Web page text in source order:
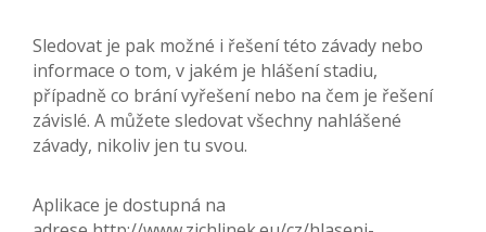
Sledovat je pak možné i řešení této závady nebo
informace o tom, v jakém je hlášení stadiu,
případně co brání vyřešení nebo na čem je řešení
závislé. A můžete sledovat všechny nahlášené
závady, nikoliv jen tu svou.
Aplikace je dostupná na